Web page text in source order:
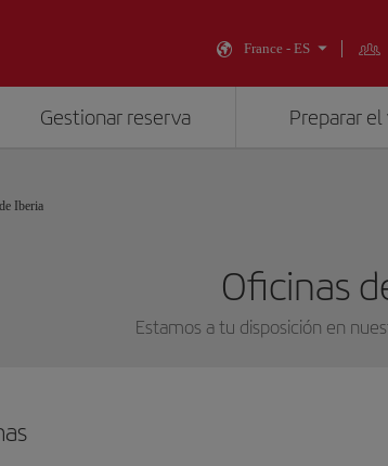
France - ES
Gestionar reserva Preparar el
Iberia
Oficinas
Estamos a tu disposición en